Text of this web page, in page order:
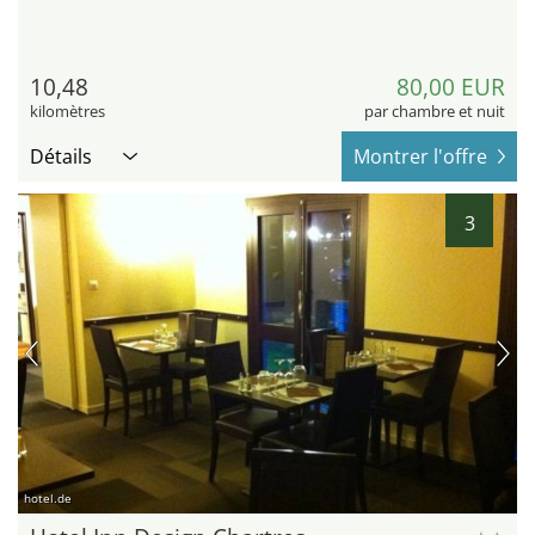
10,48
kilomètres
80,00 EUR
par chambre et nuit
Détails Montrer l'offre
3
hotel.de